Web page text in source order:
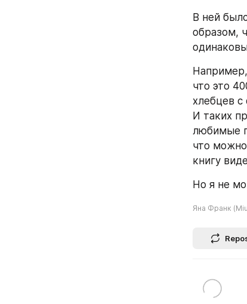
В ней
образом,
что это
хлебцев
И таких
любимые
что
книгу
Но я не
Яна Франк